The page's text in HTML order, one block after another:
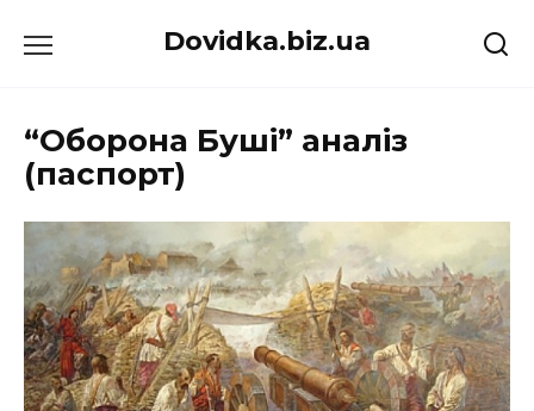
до
Dovidka.biz.ua
“Оборона Буші” аналіз
(паспорт)